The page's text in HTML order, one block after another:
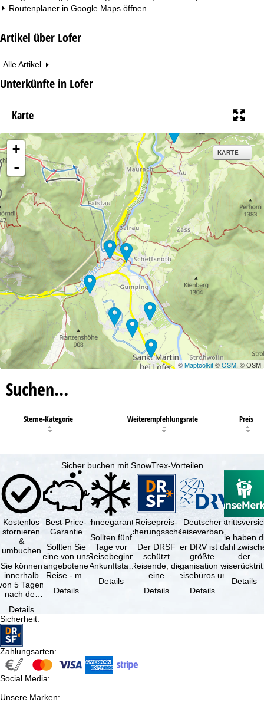
Routenplaner in Google Maps öffnen
Artikel über Lofer
Alle Artikel
Unterkünfte in Lofer
Karte
+
-
KARTE
©Maptoolkit©OSM, © OSM
Suchen…
Sterne-Kategorie Weiterempfehlungsrate Preis
Sicher buchen mit SnowTrex-Vorteilen
Kostenlos
stornieren
&
umbuchen
Sie können
innerhalb
5 Tagen
nach der
kostenfrei
…
Details
Best-Price-
Garantie
Sollten Sie
eine von uns
angebotene
Reise - mit
Leistung und
Details
Schneegarantie
Sollten fünf
Tage vor
Reisebeginn
(Ankunftstag)
aufgrund von
Schneemangel
Details
Reisepreis-
Sicherungsschein
Der DRSF
schützt
Reisende, die
eine
oder
Details
Deutscher
Reiseverband
Der DRV ist die
größte
Organisation von
Reisebüros und
Reiseveranstaltern
in …
Details
Sie haben
Wahl
der
(inklusive
Details
Sicherheit:
Zahlungsarten:
Social Media:
Unsere Marken: